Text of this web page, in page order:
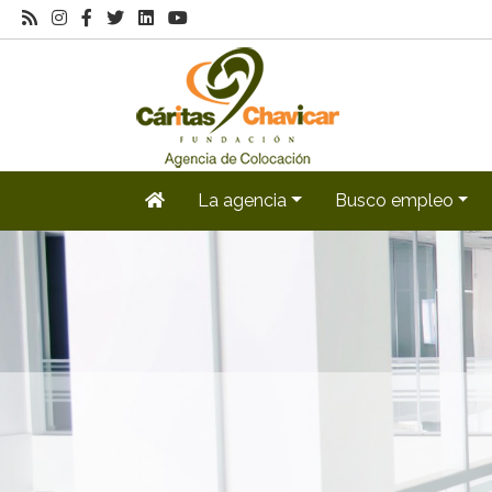
La agencia Busco empleo